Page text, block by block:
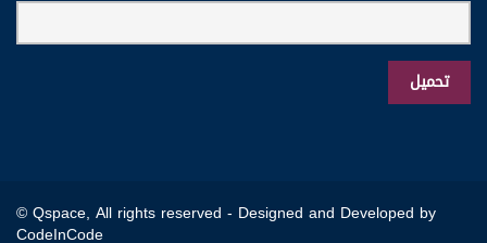
© Qspace, All rights reserved - Designed and Developed by
CodeInCode